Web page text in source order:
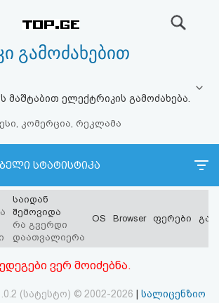
გამოძახებით
ელექტრიკის გამოძახება.
კომერცია, რეკლამა
სტატისტიკა
საიდან
შემოვიდა
რა გვერდი
დაათვალიერა
OS Browser ფერები
ვერ მოიძებნა.
(სატესტო) © 2002-2026
სალიცენზიო